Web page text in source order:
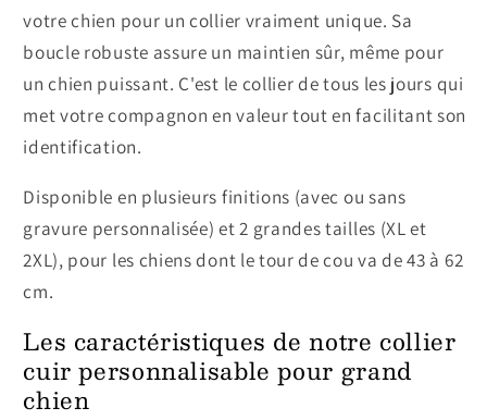
votre chien pour un collier vraiment unique. Sa
boucle robuste assure un maintien sûr, même pour
un chien puissant. C'est le collier de tous les jours qui
met votre compagnon en valeur tout en facilitant son
identification.
Disponible en plusieurs finitions (avec ou sans
gravure personnalisée) et 2 grandes tailles (XL et
2XL), pour les chiens dont le tour de cou va de 43 à 62
cm.
Les caractéristiques de notre collier
cuir personnalisable pour grand
chien